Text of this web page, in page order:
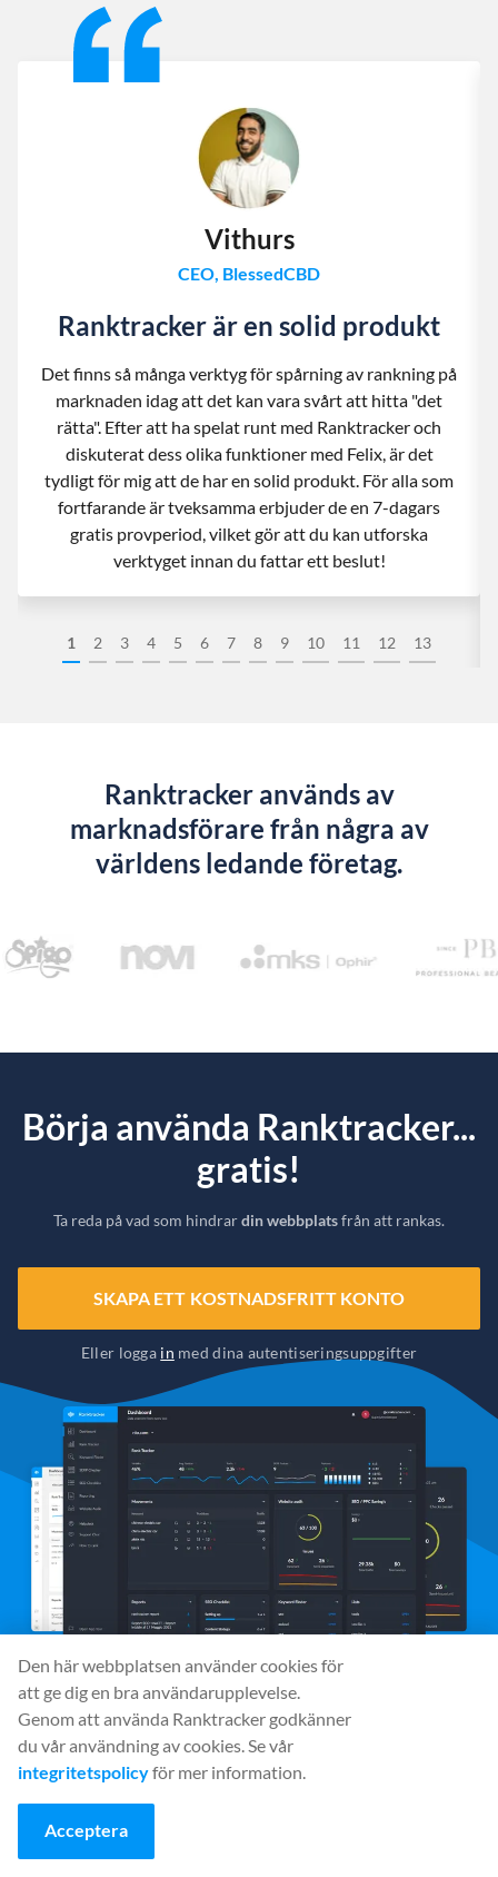
1 2 3 4 5 6 7 8 9 10 11 12 13
Vithurs
CEO, BlessedCBD
Ranktracker är en solid produkt
Det finns så många verktyg för spårning av rankning på
marknaden idag att det kan vara svårt att hitta "det
rätta". Efter att ha spelat runt med Ranktracker och
diskuterat dess olika funktioner med Felix, är det
tydligt för mig att de har en solid produkt. För alla som
fortfarande är tveksamma erbjuder de en 7-dagars
gratis provperiod, vilket gör att du kan utforska
verktyget innan du fattar ett beslut!
Ranktracker används av
marknadsförare från några av
världens ledande företag.
Börja använda Ranktracker...
gratis!
Ta reda på vad som hindrardin webbplatsfrån att rankas.
SKAPA ETT KOSTNADSFRITT KONTO
Eller logga in med dina autentiseringsuppgifter
Sociala medier
Verktyg
Den här webbplatsen använder cookies för
att ge dig en bra användarupplevelse.
Genom att använda Ranktracker godkänner
du vår användning av cookies. Se vår
integritetspolicyför mer information.
Acceptera